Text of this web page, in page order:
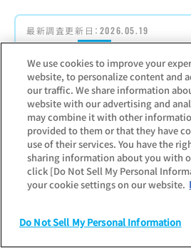
統
最新調査更新日： 2026.05.19
調査対象：
学生
大学生業界イメージ調査
大学生に業界イメージを聞いた調
【主な項目】
インターンシップに参加したこと
職先として検討したことのある
の変化／各業界のプラスイメージ
ージ
We use cookies to improve your
website, to personalize content and
our traffic. We share information
website with our advertising and
may combine it with other
provided to them or that they have
use of their services. You have the
sharing information about you with
click [Do Not Sell My Personal
your cookie settings on our website.
Do Not Sell My Personal Information